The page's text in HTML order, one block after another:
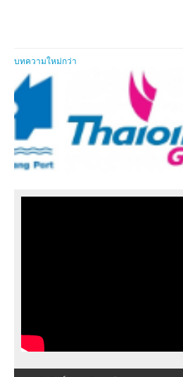
บทความใหม่กว่า